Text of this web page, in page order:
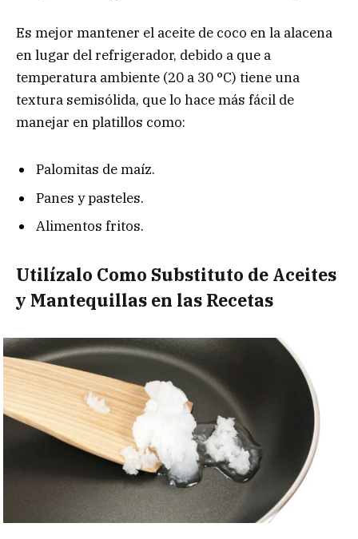
Es mejor mantener el aceite de coco en la alacena
en lugar del refrigerador, debido a que a
temperatura ambiente (20 a 30 °C) tiene una
textura semisólida, que lo hace más fácil de
manejar en platillos como:
Palomitas de maíz.
Panes y pasteles.
Alimentos fritos.
Utilízalo Como Substituto de Aceites
y Mantequillas en las Recetas